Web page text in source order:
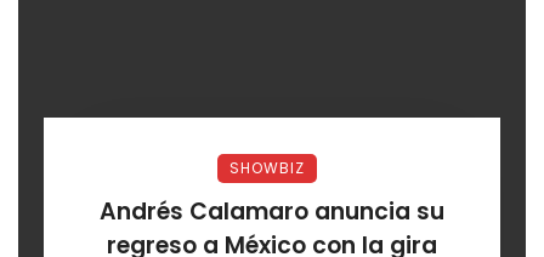
SHOWBIZ
Andrés Calamaro anuncia su
regreso a México con la gira